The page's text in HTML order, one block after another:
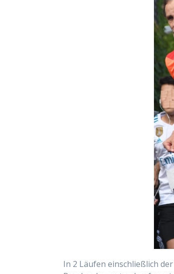
In 2 Läufen einschließlich